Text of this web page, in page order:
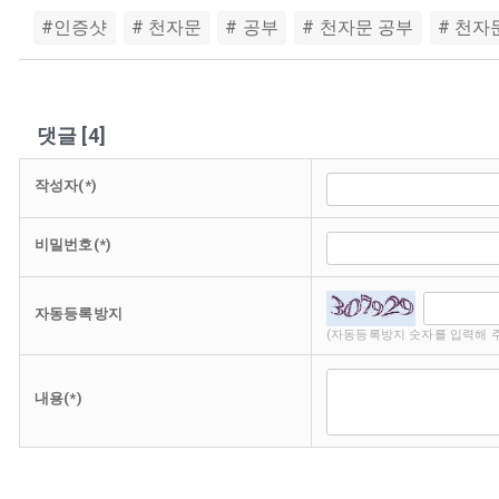
#인증샷 # 천자문 # 공부 # 천자문 공부 # 천자
댓글 [4]
작성자(*)
비밀번호(*)
자동등록방지
(자동등록방지 숫자를 입력해
내용(*)